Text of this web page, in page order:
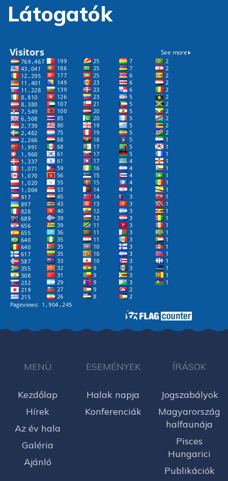
Látogatók
MENÜ
Kezdőlap
Hírek
Az év hala
Galéria
Ajánló
ESEMÉNYEK
Halak napja
Konferenciák
ÍRÁSOK
Jogszabályok
Magyarország
halfaunája
Pisces
Hungarici
Publikációk